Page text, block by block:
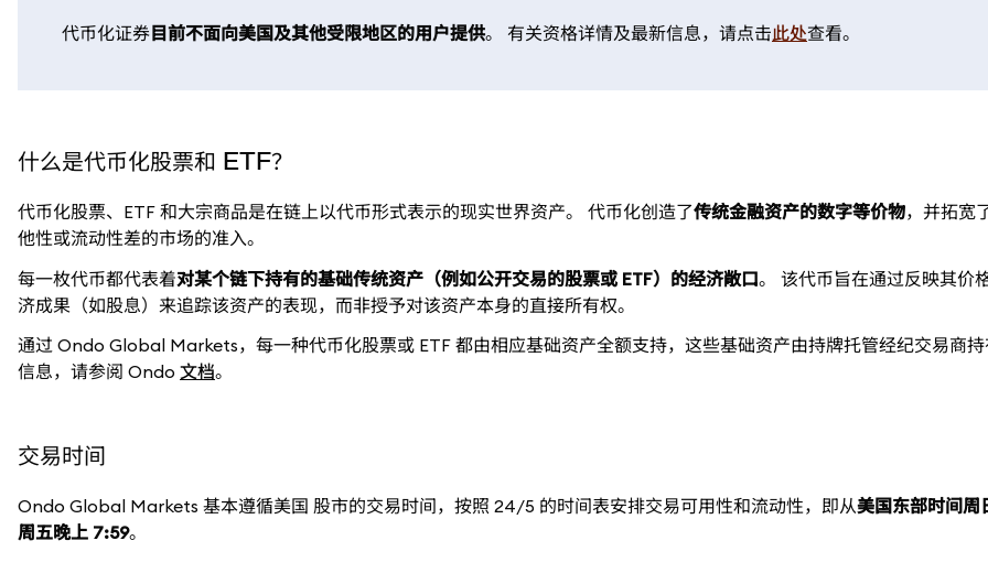
代币化证券 目前不面向美国及其他受限地区的用户提供。 有关资格详情及最新信息，请点击此处查看。
什么是代币化股票和 ETF？
代币化股票、ETF 和大宗商品是在链上以代币形式表示的现实世界资产。 代币化创造了传统金融资产的数字等价物，并拓宽
他性或流动性差的市场的准入。
每一枚代币都代表着对某个链下持有的基础传统资产（例如公开交易的股票或 ETF）的经济敞口。 该代币旨在通过反映其价
济成果（如股息）来追踪该资产的表现，而非授予对该资产本身的直接所有权。
通过 Ondo Global Markets，每一种代币化股票或 ETF 都由相应基础资产全额支持，这些基础资产由持牌托管经纪交易商
信息，请参阅 Ondo 文档。
交易时间
Ondo Global Markets 基本遵循美国 股市的交易时间，按照 24/5 的时间表安排交易可用性和流动性，即从美国东部时间
周五晚上 7:59。